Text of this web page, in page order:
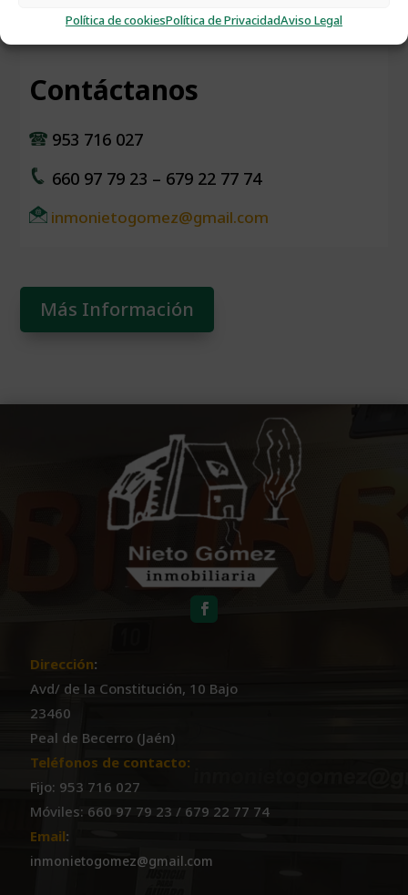
Política de cookiesPolítica de PrivacidadAviso Legal
Contáctanos
953 716 027
660 97 79 23 – 679 22 77 74
inmonietogomez@gmail.com
Más Información
Dirección:
Avd/ de la Constitución, 10 Bajo
23460
Peal de Becerro (Jaén)
Teléfonos de contacto:
Fijo: 953 716 027
Móviles: 660 97 79 23 / 679 22 77 74
Email:
inmonietogomez@gmail.com